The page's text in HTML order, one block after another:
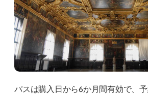
パスは購入日から6か月間有効で、